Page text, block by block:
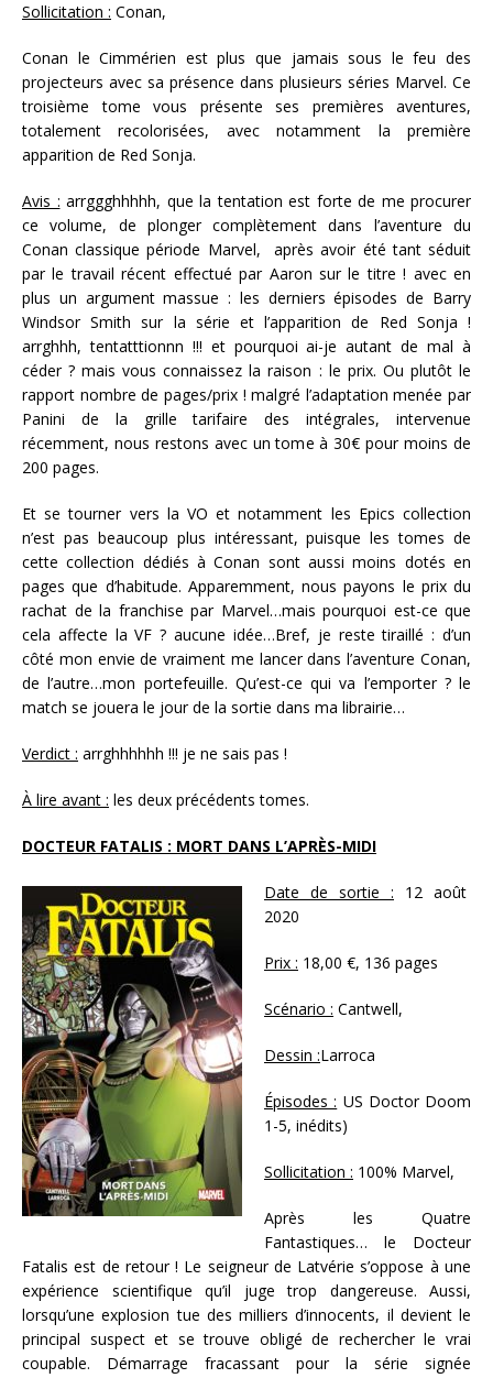
Sollicitation : Conan,
Conan le Cimmérien est plus que jamais sous le feu des
projecteurs avec sa présence dans plusieurs séries Marvel. Ce
troisième tome vous présente ses premières aventures,
totalement recolorisées, avec notamment la première
apparition de Red Sonja.
Avis : arrggghhhhh, que la tentation est forte de me procurer
ce volume, de plonger complètement dans l’aventure du
Conan classique période Marvel, après avoir été tant séduit
par le travail récent effectué par Aaron sur le titre ! avec en
plus un argument massue : les derniers épisodes de Barry
Windsor Smith sur la série et l’apparition de Red Sonja !
arrghhh, tentatttionnn !!! et pourquoi ai-je autant de mal à
céder ? mais vous connaissez la raison : le prix. Ou plutôt le
rapport nombre de pages/prix ! malgré l’adaptation menée par
Panini de la grille tarifaire des intégrales, intervenue
récemment, nous restons avec un tome à 30€ pour moins de
200 pages.
Et se tourner vers la VO et notamment les Epics collection
n’est pas beaucoup plus intéressant, puisque les tomes de
cette collection dédiés à Conan sont aussi moins dotés en
pages que d’habitude. Apparemment, nous payons le prix du
rachat de la franchise par Marvel…mais pourquoi est-ce que
cela affecte la VF ? aucune idée…Bref, je reste tiraillé : d’un
côté mon envie de vraiment me lancer dans l’aventure Conan,
de l’autre…mon portefeuille. Qu’est-ce qui va l’emporter ? le
match se jouera le jour de la sortie dans ma librairie…
Verdict : arrghhhhhh !!! je ne sais pas !
À lire avant : les deux précédents tomes.
DOCTEUR FATALIS : MORT DANS L’APRÈS-MIDI
Date de sortie : 12 août
2020
Prix : 18,00 €, 136 pages
Scénario : Cantwell,
Dessin :Larroca
Épisodes : US Doctor Doom
1-5, inédits)
Sollicitation : 100% Marvel,
Après les Quatre
Fantastiques… le Docteur
Fatalis est de retour ! Le seigneur de Latvérie s’oppose à une
expérience scientifique qu’il juge trop dangereuse. Aussi,
lorsqu’une explosion tue des milliers d’innocents, il devient le
principal suspect et se trouve obligé de rechercher le vrai
coupable. Démarrage fracassant pour la série signée